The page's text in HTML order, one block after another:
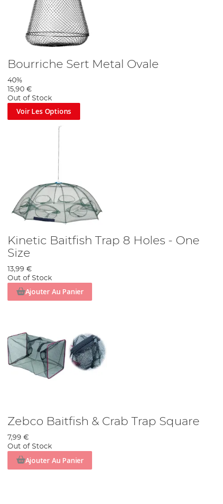
Bourriche Sert Metal Ovale
40%
15,90 €
Out of Stock
Voir Les Options
Kinetic Baitfish Trap 8 Holes - One
Size
13,99 €
Out of Stock
Ajouter Au Panier
Zebco Baitfish & Crab Trap Square
7,99 €
Out of Stock
Ajouter Au Panier